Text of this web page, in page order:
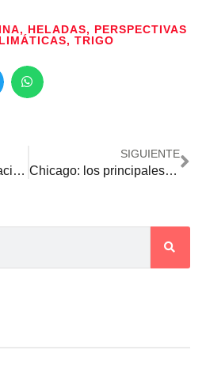
, HELADAS, PERSPECTIVAS
, TRIGO
El volumen de exportación del complejo soja de enero a mayo fue el menor desde el 2012
SIGUIENTE
Chicago: los principales commodities agrícolas cierran la semana con importantes alzas